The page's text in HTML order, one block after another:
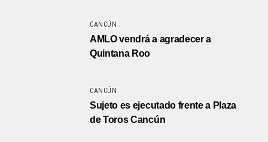
CANCÚN
AMLO vendrá a agradecer a
Quintana Roo
CANCÚN
Sujeto es ejecutado frente a Plaza
de Toros Cancún